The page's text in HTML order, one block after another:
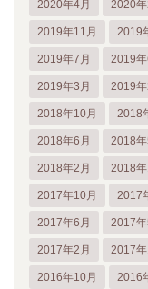
2020年4月 2020
2019年11月 2019
2019年7月 2019
2019年3月 2019
2018年10月 2018
2018年6月 2018
2018年2月 2018
2017年10月 2017
2017年6月 2017
2017年2月 2017
2016年10月 2016